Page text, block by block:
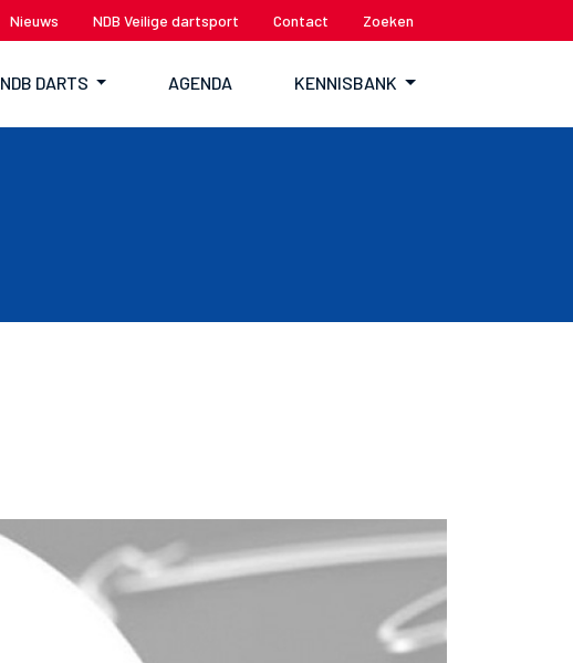
Nieuws NDB Veilige dartsport Contact Zoeken
NDB DARTS AGENDA KENNISBANK